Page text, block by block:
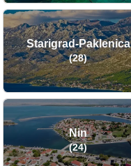
Starigrad-Paklenica
(28)
Nin
(24)